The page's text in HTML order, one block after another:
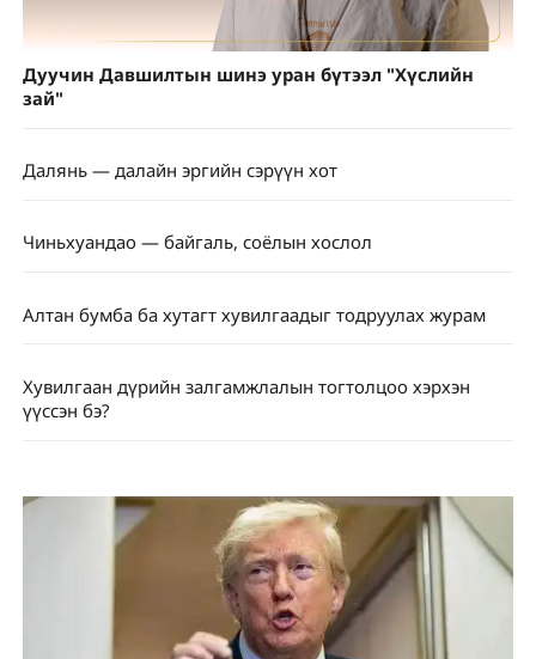
Дуучин Давшилтын шинэ уран бүтээл "Хүслийн
зай"
Далянь — далайн эргийн сэрүүн хот
Чиньхуандао — байгаль, соёлын хослол
Алтан бумба ба хутагт хувилгаадыг тодруулах журам
Хувилгаан дүрийн залгамжлалын тогтолцоо хэрхэн
үүссэн бэ?